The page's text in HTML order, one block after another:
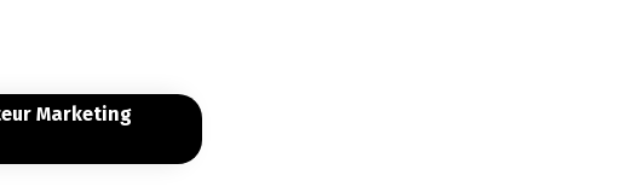
Marketing